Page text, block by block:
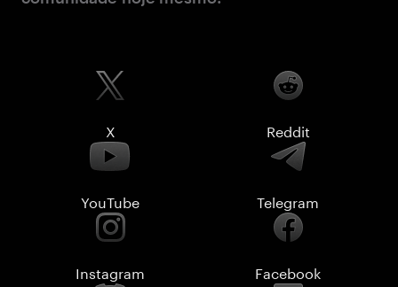
X Reddit
YouTube Telegram
Instagram Facebook